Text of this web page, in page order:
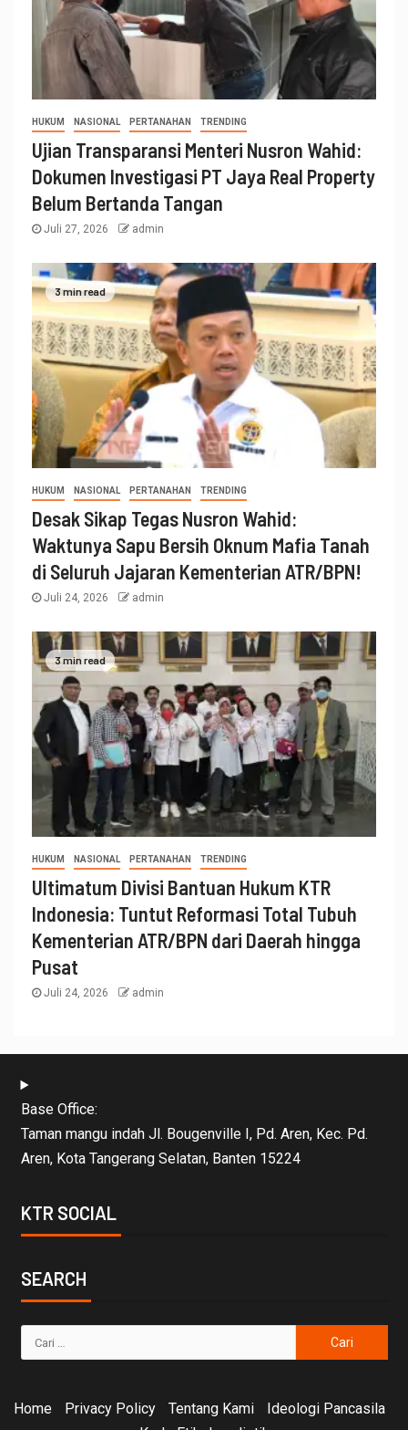
HUKUM NASIONAL PERTANAHAN TRENDING
Ujian Transparansi Menteri Nusron Wahid:
Dokumen Investigasi PT Jaya Real Property
Belum Bertanda Tangan
Juli 27, 2026 admin
3 min read
HUKUM NASIONAL PERTANAHAN TRENDING
Desak Sikap Tegas Nusron Wahid:
Waktunya Sapu Bersih Oknum Mafia Tanah
di Seluruh Jajaran Kementerian ATR/BPN!
Juli 24, 2026 admin
3 min read
HUKUM NASIONAL PERTANAHAN TRENDING
Ultimatum Divisi Bantuan Hukum KTR
Indonesia: Tuntut Reformasi Total Tubuh
Kementerian ATR/BPN dari Daerah hingga
Pusat
Juli 24, 2026 admin
Base Office:
Taman mangu indah Jl. Bougenville I, Pd. Aren, Kec. Pd.
Aren, Kota Tangerang Selatan, Banten 15224
KTR SOCIAL
SEARCH
Home Privacy Policy Tentang Kami
Ideologi Pancasila